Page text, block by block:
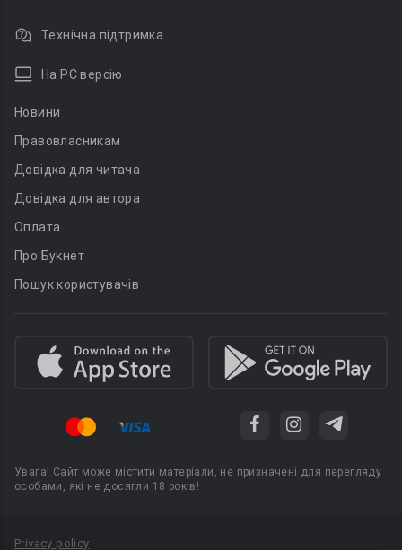
Технічна підтримка
На PC версію
Новини
Правовласникам
Довідка для читача
Довідка для автора
Оплата
Про Букнет
Пошук користувачів
Увага! Сайт може містити матеріали, не призначені для перегляду
особами, які не досягли 18 років!
Privacy policy